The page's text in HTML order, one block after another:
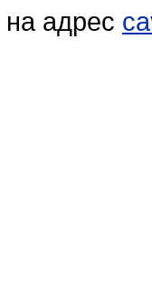
адрес